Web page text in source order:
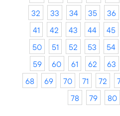
32
33 34 35 36
41
42 43 44 45
50
51 52 53 54
59
60 61 62 63
68
69 70 71 72
78
79 80